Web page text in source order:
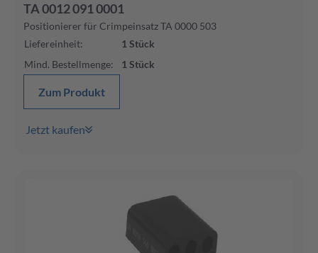
TA 0012 091 0001
Positionierer für Crimpeinsatz TA 0000 503
Liefereinheit: 1 Stück
Mind. Bestellmenge: 1 Stück
Zum Produkt
Jetzt kaufen